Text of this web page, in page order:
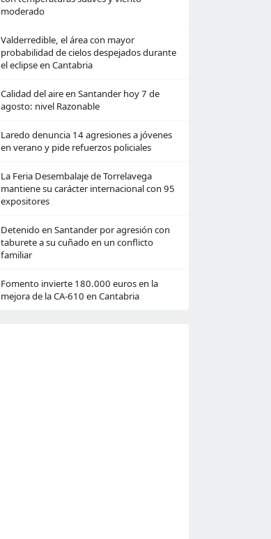
moderado
Valderredible, el área con mayor
probabilidad de cielos despejados durante
el eclipse en Cantabria
Calidad del aire en Santander hoy 7 de
agosto: nivel Razonable
Laredo denuncia 14 agresiones a jóvenes
en verano y pide refuerzos policiales
La Feria Desembalaje de Torrelavega
mantiene su carácter internacional con 95
expositores
Detenido en Santander por agresión con
taburete a su cuñado en un conflicto
familiar
Fomento invierte 180.000 euros en la
mejora de la CA-610 en Cantabria